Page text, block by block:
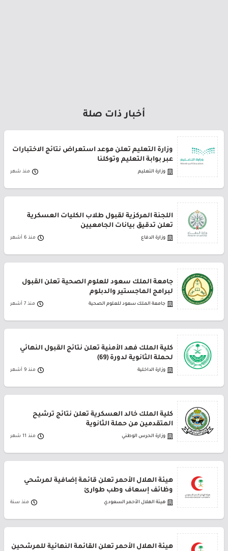
أخبار ذات صلة
وزارة التعليم تعلن موعد استعراض نتائج الاختبارات
عبر بوابة التعليم وتوكلنا
وزارة التعليم منذ شهر
اللجنة المركزية لقبول طلاب الكليات العسكرية
تعلن تدقيق بيانات الجامعيين
وزارة الدفاع منذ 6 أشهر
جامعة الملك سعود للعلوم الصحية تعلن القبول
لبرامج الماجستير والدبلوم
جامعة الملك سعود للعلوم الصحية منذ 7 أشهر
كلية الملك فهد الأمنية تعلن نتائج القبول النهائي
لحملة الثانوية لدورة (69)
وزارة الداخلية منذ 9 أشهر
كلية الملك خالد العسكرية تعلن نتائج ترشيح
المتقدمين من حملة الثانوية
وزارة الحرس الوطني منذ 11 شهر
هيئة الهلال الأحمر تعلن قائمة إضافية لمرشحي
وظائف إسعاف وطب طوارئ
هيئة الهلال الأحمر السعودي منذ سنة
هيئة الهلال الأحمر تعلن القائمة النهائية للمرشحين